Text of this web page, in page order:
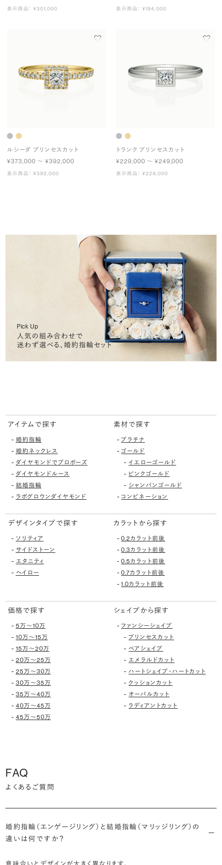
表示商品： ¥301,000 表示商品： ¥194,000
ルシーダ プリンセスカット
¥373,000 〜 ¥392,000
表示商品： ¥392,000
トランク プリンセスカット
¥229,000 〜 ¥249,000
表示商品： ¥229,000
Pick Up
人気の組み合わせで
迷わず選べる、婚約指輪セット
アイテムで探す
- 婚約指輪
- 婚約ネックレス
- ダイヤモンドでプロポーズ
- ダイヤモンドルース
- 結婚指輪
- ラボグロウンダイヤモンド
素材で探す
-プラチナ
- ゴールド
-イエローゴールド
- ピンクゴールド
- シャンパンゴールド
- コンビネーション
デザインタイプで探す
- ソリティア
- サイドストーン
- エタニティ
- ヘイロー
カラットから探す
-0.2カラット前後
-0.3カラット前後
-0.5カラット前後
-0.7カラット前後
-1.0カラット前後
価格で探す
- 5万〜10万
- 10万〜15万
- 15万〜20万
- 20万〜25万
- 25万〜30万
- 30万〜35万
- 35万〜40万
- 40万〜45万
- 45万〜50万
シェイプから探す
- ファンシーシェイプ
-プリンセスカット
- ペアシェイプ
- エメラルドカット
- ハートシェイプ・ハートカット
- クッションカット
- オーバルカット
- ラディアントカット
FAQ
よくあるご質問
婚約指輪（エンゲージリング）と結婚指輪（マリッジリング）の
違いは何ですか？